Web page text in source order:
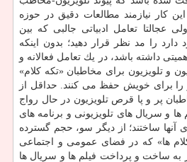
كار نیازمند مطالعات دقیق در حوزه
عجالتا تعامل ادبیاتی جالبی كه بین
را مد نظر قرار دهید؛ بدون اینكه
داشته باشد، در یك تعامل فعالانه و
و تلویزیون برای مخاطبان «تكه كلام»
را برای خویش حفظ می كنند. حداقل از
پر و پا قرص تلویزیون در حال رواج
ها و سریال های تلویزیونی و برنامه های
آنها ساختند؛ از دیگر سو، حجم گسترده
ها» كه در فضای عمومی و اجتماعی
به ساخت و پرداخت فیلم ها و سریال ها